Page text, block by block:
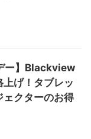
ー】Blackview
げ！タブレッ
ェクターのお得